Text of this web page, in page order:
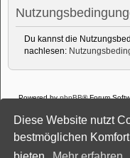
Diese Website nutzt
bestmöglichen
Du kannst die
nachlesen:
Powered byphpBB® Forum
Style: Black-Silver-Split by